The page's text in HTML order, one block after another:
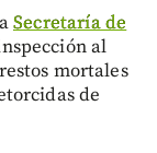
Secretaría de
al
mortales
de